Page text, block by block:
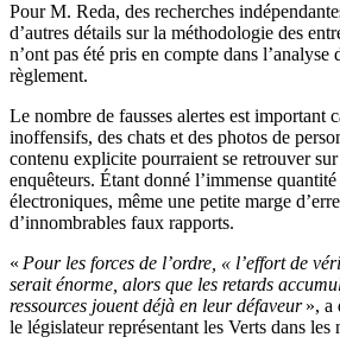
Pour M. Reda, des recherches
d’autres détails sur la méthodologie des
n’ont pas été pris en compte dans l’analyse
règlement.
Le nombre de fausses alertes est important
inoffensifs, des chats et des photos de
contenu explicite pourraient se retrouver sur
enquêteurs. Étant donné l’immense quantité
électroniques, même une petite marge
d’innombrables faux rapports.
« Pour les forces de l’ordre, « l’effort de
serait énorme, alors que les retards
ressources jouent déjà en leur défaveur», a
le législateur représentant les Verts dans les